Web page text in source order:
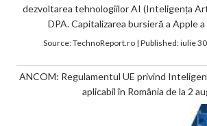
dezvoltarea tehnologiilor AI (Inteligența
DPA. Capitalizarea bursieră a Apple a
Source:TechnoReport.ro| Published:iulie
ANCOM: Regulamentul UE privind
aplicabil în România de la 2